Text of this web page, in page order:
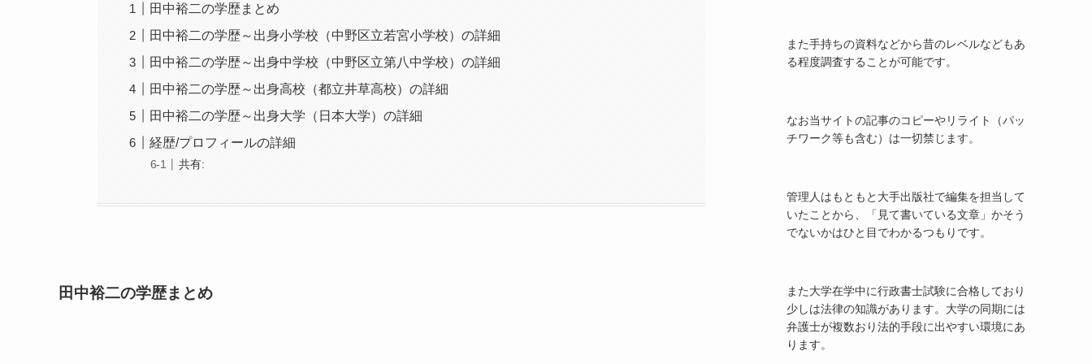
田中裕二の学歴まとめ
田中裕二の学歴～出身小学校（中野区立若宮小学校）の詳細
田中裕二の学歴～出身中学校（中野区立第八中学校）の詳細
田中裕二の学歴～出身高校（都立井草高校）の詳細
田中裕二の学歴～出身大学（日本大学）の詳細
経歴/プロフィールの詳細
共有:
田中裕二の学歴まとめ
また手持ちの資料などから昔のレベルなどもあ
る程度調査することが可能です。
なお当サイトの記事のコピーやリライト（パッ
チワーク等も含む）は一切禁じます。
管理人はもともと大手出版社で編集を担当して
いたことから、「見て書いている文章」かそう
でないかはひと目でわかるつもりです。
また大学在学中に行政書士試験に合格しており
少しは法律の知識があります。大学の同期には
弁護士が複数おり法的手段に出やすい環境にあ
ります。